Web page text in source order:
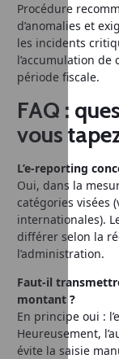
Procédure
d’anomalies et
les incidents
l’accumulation
période fiscale.
FAQ :
vous
L’e-reporting
Oui, dans la
catégories visées
internationales).
différer selon la
l’administration.
Faut-il
montant ?
En principe oui :
Heureusement,
évite la saisie